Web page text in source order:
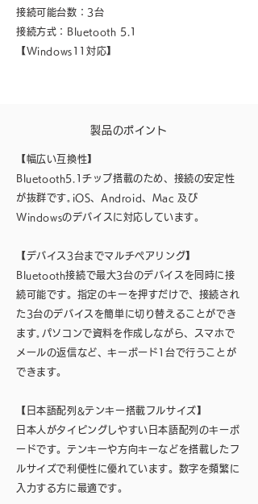
接続可能台数：3台
接続方式：Bluetooth 5.1
【Windows11対応】
製品のポイント
【幅広い互換性】
Bluetooth5.1チップ搭載のため、接続の安定性
が抜群です｡iOS、Android、Mac 及び
Windowsのデバイスに対応しています。
【デバイス3台までマルチペアリング】
Bluetooth接続で最大3台のデバイスを同時に接
続可能です。指定のキーを押すだけで、接続され
た3台のデバイスを簡単に切り替えることができ
ます｡パソコンで資料を作成しながら、スマホで
メールの返信など、キーボード1台で行うことが
できます。
【日本語配列&テンキー搭載フルサイズ】
日本人がタイピングしやすい日本語配列のキーボ
ードです。テンキーや方向キーなどを搭載したフ
ルサイズで利便性に優れています。数字を頻繁に
入力する方に最適です。